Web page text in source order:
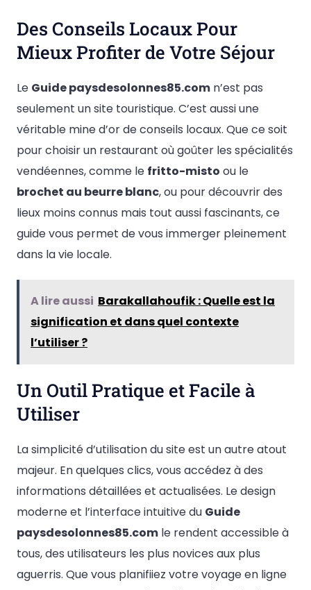
Des Conseils Locaux Pour
Mieux Profiter de Votre Séjour
Le Guide paysdesolonnes85.com n’est pas
seulement un site touristique. C’est aussi une
véritable mine d’or de conseils locaux. Que ce soit
pour choisir un restaurant où goûter les spécialités
vendéennes, comme le fritto-misto ou le
brochet au beurre blanc, ou pour découvrir des
lieux moins connus mais tout aussi fascinants, ce
guide vous permet de vous immerger pleinement
dans la vie locale.
A lire aussi Barakallahoufik : Quelle est la
signification et dans quel contexte
l’utiliser ?
Un Outil Pratique et Facile à
Utiliser
La simplicité d’utilisation du site est un autre atout
majeur. En quelques clics, vous accédez à des
informations détaillées et actualisées. Le design
moderne et l’interface intuitive du Guide
paysdesolonnes85.com le rendent accessible à
tous, des utilisateurs les plus novices aux plus
aguerris. Que vous planifiiez votre voyage en ligne